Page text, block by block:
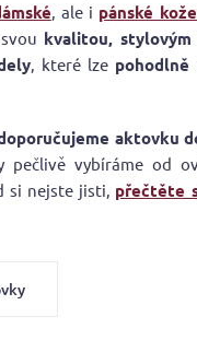
, ale i pánské
kvalitou,
, které lze
aktovku
pečlivě vybíráme od
si nejste jisti, přečtěte